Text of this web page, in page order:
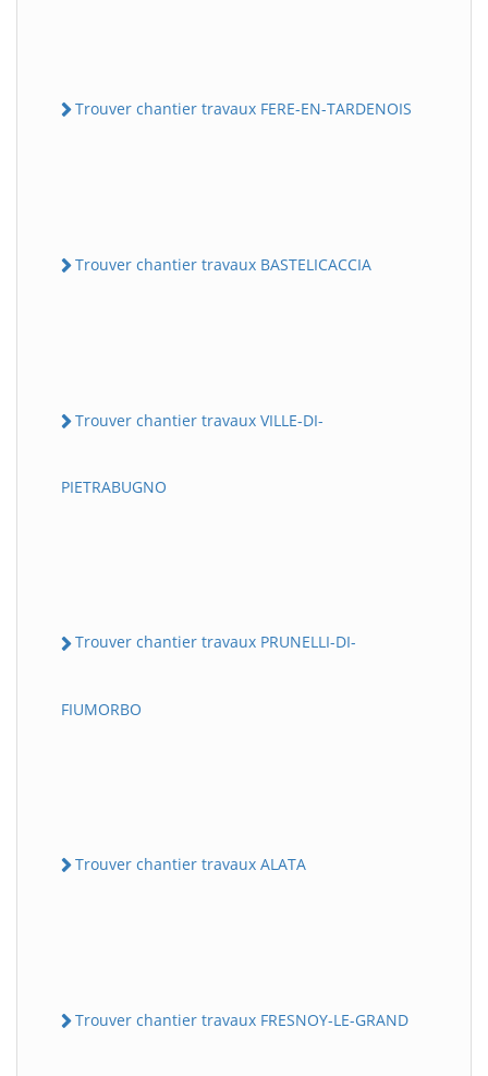
Trouver chantier travaux FERE-EN-TARDENOIS
Trouver chantier travaux BASTELICACCIA
Trouver chantier travaux VILLE-DI-
PIETRABUGNO
Trouver chantier travaux PRUNELLI-DI-
FIUMORBO
Trouver chantier travaux ALATA
Trouver chantier travaux FRESNOY-LE-GRAND